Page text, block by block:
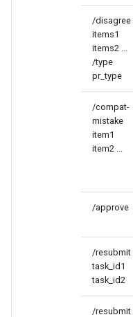
/disagree
items1
items2 ...
/type
pr_type
/compat-
mistake
item1
item2 ...
/approve
/resubmit
task_id1
task_id2
/resubmit